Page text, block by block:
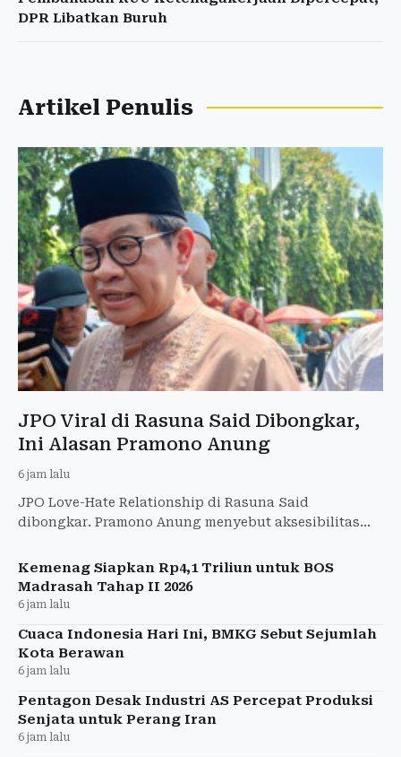
DPR Libatkan Buruh
Artikel Penulis
JPO Viral di Rasuna Said Dibongkar,
Ini Alasan Pramono Anung
6 jam lalu
JPO Love-Hate Relationship di Rasuna Said
dibongkar. Pramono Anung menyebut aksesibilitas
Kemenag Siapkan Rp4,1 Triliun untuk BOS
Madrasah Tahap II 2026
6 jam lalu
Cuaca Indonesia Hari Ini, BMKG Sebut Sejumlah
Kota Berawan
6 jam lalu
Pentagon Desak Industri AS Percepat Produksi
Senjata untuk Perang Iran
6 jam lalu